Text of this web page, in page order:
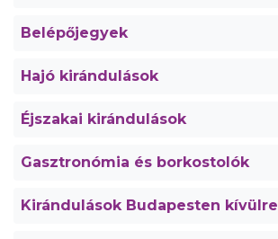
Belépőjegyek
Hajó kirándulások
Éjszakai kirándulások
Gasztronómia és borkostolók
Kirándulások Budapesten kívülre